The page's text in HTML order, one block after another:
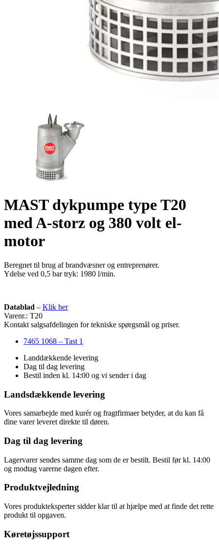
MAST dykpumpe type T20
med A-storz og 380 volt el-
motor
Beregnet til brug af brandvæsner og entreprenører.
Ydelse ved 0,5 bar tryk: 1980 l/min.
Datablad – Klik her
Varenr.: T20
Kontakt salgsafdelingen for tekniske spørgsmål og priser.
7465 1068 – Tast 1
Landdækkende levering
Dag til dag levering
Bestil inden kl. 14:00 og vi sender i dag
Landsdækkende levering
Vores samarbejde med kurér og fragtfirmaer betyder, at du kan få
dine varer leveret direkte til døren.
Dag til dag levering
Lagervarer sendes samme dag som de er bestilt. Bestil før kl. 14:00
og modtag varerne dagen efter.
Produktvejledning
Vores produkteksperter sidder klar til at hjælpe med at finde det rette
produkt til opgaven.
Køretøjssupport